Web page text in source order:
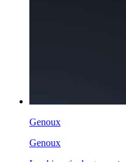
Genoux
Genoux